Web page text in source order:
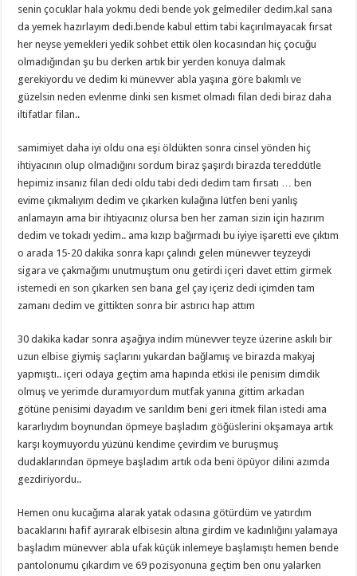
senin çocuklar hala yokmu dedi bende yok gelmediler dedim.kal sana
da yemek hazırlayım dedi.bende kabul ettim tabi kaçırılmayacak fırsat
her neyse yemekleri yedik sohbet ettik ölen kocasından hiç çocuğu
olmadığından şu bu derken artık bir yerden konuya dalmak
gerekiyordu ve dedim ki münevver abla yaşına göre bakımlı ve
güzelsin neden evlenme dinki sen kısmet olmadı filan dedi biraz daha
iltifatlar filan..
samimiyet daha iyi oldu ona eşi öldükten sonra cinsel yönden hiç
ihtiyacının olup olmadığını sordum biraz şaşırdı birazda tereddütle
hepimiz insanız filan dedi oldu tabi dedi dedim tam fırsatı … ben
evime çıkmalıyım dedim ve çıkarken kulağına lütfen beni yanlış
anlamayın ama bir ihtiyacınız olursa ben her zaman sizin için hazırım
dedim ve tokadı yedim.. ama kızıp bağırmadı bu iyiye işaretti eve çıktım
o arada 15-20 dakika sonra kapı çalındı gelen münevver teyzeydi
sigara ve çakmağımı unutmuştum onu getirdi içeri davet ettim girmek
istemedi en son çıkarken sen bana gel çay içeriz dedi içimden tam
zamanı dedim ve gittikten sonra bir astırıcı hap attım
30 dakika kadar sonra aşağıya indim münevver teyze üzerine askılı bir
uzun elbise giymiş saçlarını yukardan bağlamış ve birazda makyaj
yapmıştı.. içeri odaya geçtim ama hapında etkisi ile penisim dimdik
olmuş ve yerimde duramıyordum mutfak yanına gittim arkadan
götüne penisimi dayadım ve sarıldım beni geri itmek filan istedi ama
kararlıydım boynundan öpmeye başladım göğüslerini okşamaya artık
karşı koymuyordu yüzünü kendime çevirdim ve buruşmuş
dudaklarından öpmeye başladım artık oda beni öpüyor dilini azımda
gezdiriyordu..
Hemen onu kucağıma alarak yatak odasına götürdüm ve yatırdım
bacaklarını hafif ayırarak elbisesin altına girdim ve kadınlığını yalamaya
başladım münevver abla ufak küçük inlemeye başlamıştı hemen bende
pantolonumu çıkardım ve 69 pozisyonuna geçtim ben onu yalarken